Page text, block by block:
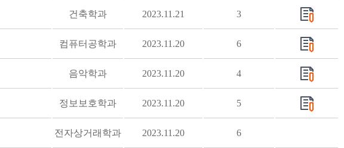
건축학과 2023.11.21 3
컴퓨터공학과 2023.11.20 6
음악학과 2023.11.20 4
정보보호학과 2023.11.20 5
전자상거래학과 2023.11.20 6